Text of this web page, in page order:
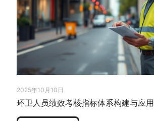
2025年10月10日
环卫人员绩效考核指标体系构建与应用